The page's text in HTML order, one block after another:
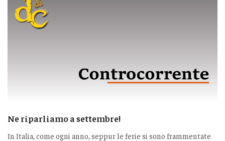
Ne riparliamo a settembre!
In Italia, come ogni anno, seppur le ferie si sono frammentate